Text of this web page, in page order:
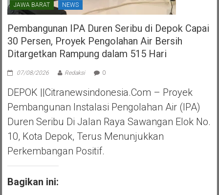
JAWA BARAT NEWS
Pembangunan IPA Duren Seribu di Depok Capai
30 Persen, Proyek Pengolahan Air Bersih
Ditargetkan Rampung dalam 515 Hari
07/08/2026 Redaksi 0
DEPOK ||Citranewsindonesia.com – Proyek
Pembangunan Instalasi Pengolahan Air (IPA)
Duren Seribu Di Jalan Raya Sawangan Elok No.
10, Kota Depok, Terus Menunjukkan
Perkembangan Positif.
Bagikan ini: